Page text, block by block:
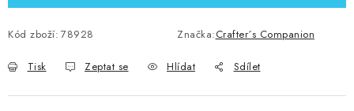
Kód zboží: 78928 Značka:Crafter´s Companion
Tisk Zeptat se Hlídat Sdílet